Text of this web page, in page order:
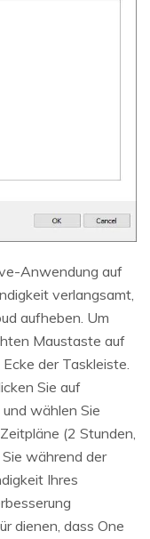
Anwendung auf
verlangsamt,
aufheben. Um
Maustaste auf
der Taskleiste.
Sie auf
und wählen Sie
(2 Stunden,
während der
Ihres
dienen, dass One